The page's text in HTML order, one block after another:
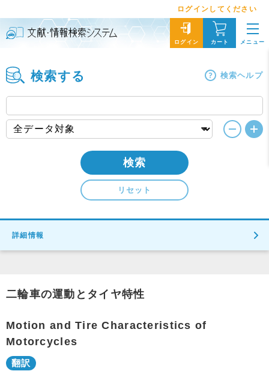
ログインしてください
ログイン カート メニュー
検索する 検索ヘルプ
検索
リセット
詳細情報
二輪車の運動とタイヤ特性
Motion and Tire Characteristics of
Motorcycles